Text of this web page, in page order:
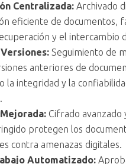
Centralizada: Archivado
eficiente de documentos,
y el intercambio
Seguimiento de
anteriores de
la integridad y la
Cifrado avanzado
protegen los
contra amenazas digitales.
Automatizado: